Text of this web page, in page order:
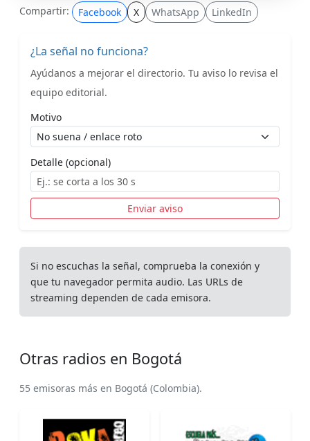
Compartir: Facebook X WhatsApp LinkedIn
¿La señal no funciona?
Ayúdanos a mejorar el directorio. Tu aviso lo revisa el
equipo editorial.
Motivo
Detalle (opcional)
Enviar aviso
Si no escuchas la señal, comprueba la conexión y
que tu navegador permita audio. Las URLs de
streaming dependen de cada emisora.
Otras radios en Bogotá
55 emisoras más en Bogotá (Colombia).